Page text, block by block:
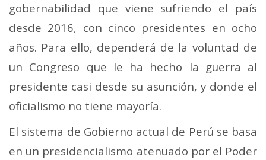
gobernabilidad que viene sufriendo el país
desde 2016, con cinco presidentes en ocho
años. Para ello, dependerá de la voluntad de
un Congreso que le ha hecho la guerra al
presidente casi desde su asunción, y donde el
oficialismo no tiene mayoría.
El sistema de Gobierno actual de Perú se basa
en un presidencialismo atenuado por el Poder